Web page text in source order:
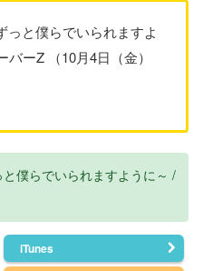
っと僕らでいられますよ
ーZ （10月4日（金）
僕らでいられますように～ /
iTunes